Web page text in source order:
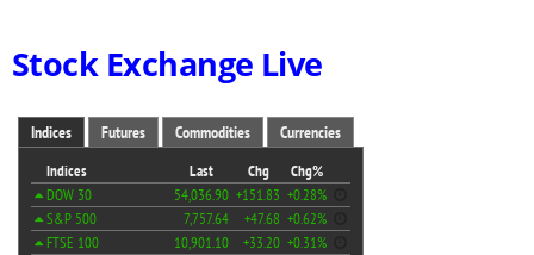
Stock Exchange Live